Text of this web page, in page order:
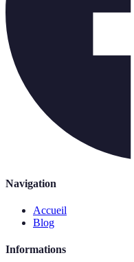
Navigation
Accueil
Blog
Informations